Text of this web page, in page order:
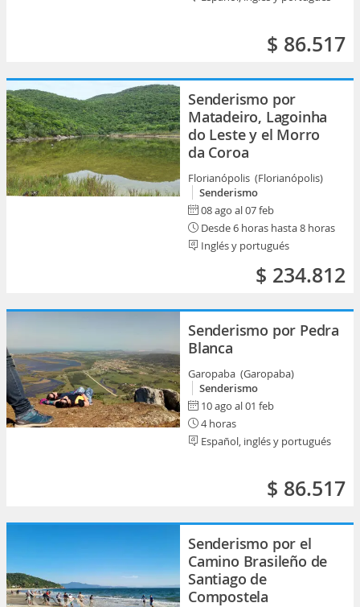
$ 86.517
Senderismo por
Matadeiro, Lagoinha
do Leste y el Morro
da Coroa
Florianópolis (Florianópolis)
Senderismo
08 ago al 07 feb
Desde 6 horas hasta 8 horas
Inglés y portugués
$ 234.812
Senderismo por Pedra
Blanca
Garopaba (Garopaba)
Senderismo
10 ago al 01 feb
4 horas
Español, inglés y portugués
$ 86.517
Senderismo por el
Camino Brasileño de
Santiago de
Compostela